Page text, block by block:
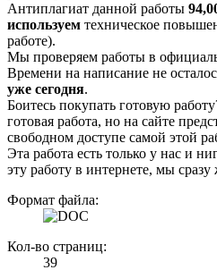
Антиплагиат данной работы
используем техническое
работе).
Мы проверяем работы в
Времени на написание не
уже сегодня.
Боитесь покупать готовую
готовая работа, но на сайте
свободном доступе самой этой
Эта работа есть только у нас и
эту работу в интернете, мы
Формат файла:
Кол-во страниц:
39